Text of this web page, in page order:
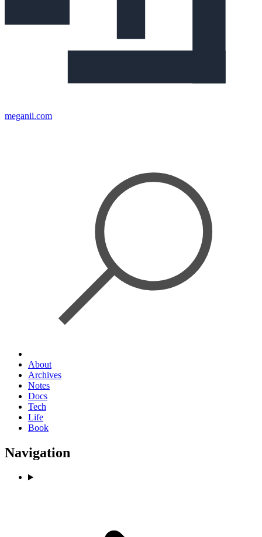
meganii.com
About
Archives
Notes
Docs
Tech
Life
Book
Navigation